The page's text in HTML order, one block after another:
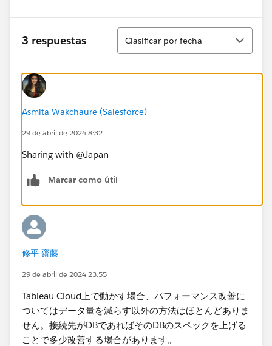
3 respuestas
Ordenar
Clasificar por fecha
Asmita Wakchaure (Salesforce)
29 de abril de 2024 8:32
Sharing with @Japan​
Marcar como útil
修平 齋藤
29 de abril de 2024 23:55
Tableau Cloud上で動かす場合、パフォーマンス改善に
ついてはデータ量を減らす以外の方法はほとんどありま
せん。接続先がDBであればそのDBのスペックを上げる
ことで多少改善する場合があります。